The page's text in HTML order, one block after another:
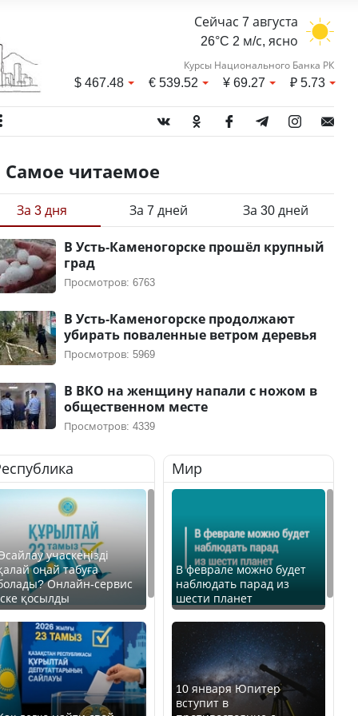
Сейчас 7 августа
26°C 2 м/с, ясно
Курсы Национального Банка РК
$467.48 €539.52 ¥69.27 ₽5.73
Самое читаемое
За 3 дня За 7 дней За 30 дней
В Усть-Каменогорске прошёл крупный
град
Просмотров: 6763
В Усть-Каменогорске продолжают
убирать поваленные ветром деревья
Просмотров: 5969
В ВКО на женщину напали с ножом в
общественном месте
Просмотров: 4339
учаскеңізді
оңай табуға
Онлайн-сервис
қосылды
Мир
В феврале можно будет
наблюдать парад из
шести планет
10 января Юпитер
вступит в